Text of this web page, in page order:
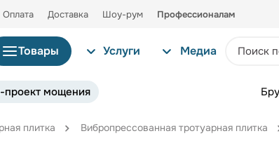
Оплата Доставка Шоу-рум Профессионалам
Товары Услуги Медиа
проект мощения
плитка Вибропрессованная тротуарная плитка